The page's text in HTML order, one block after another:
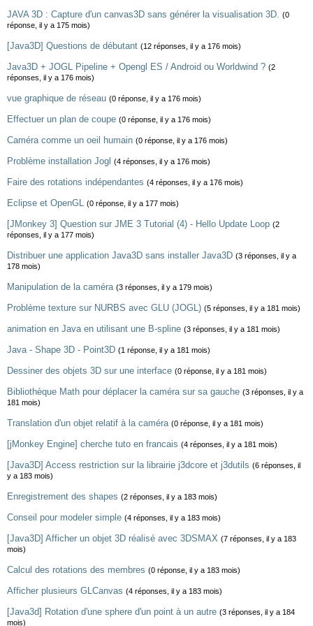
JAVA 3D : Capture d'un canvas3D sans générer la visualisation 3D. (0
réponse, il y a 175 mois)
[Java3D] Questions de débutant (12 réponses, il y a 176 mois)
Java3D + JOGL Pipeline + Opengl ES / Android ou Worldwind ? (2
réponses, il y a 176 mois)
vue graphique de réseau (0 réponse, il y a 176 mois)
Effectuer un plan de coupe (0 réponse, il y a 176 mois)
Caméra comme un oeil humain (0 réponse, il y a 176 mois)
Problème installation Jogl (4 réponses, il y a 176 mois)
Faire des rotations indépendantes (4 réponses, il y a 176 mois)
Eclipse et OpenGL (0 réponse, il y a 177 mois)
[JMonkey 3] Question sur JME 3 Tutorial (4) - Hello Update Loop (2
réponses, il y a 177 mois)
Distribuer une application Java3D sans installer Java3D (3 réponses, il y a
178 mois)
Manipulation de la caméra (3 réponses, il y a 179 mois)
Problème texture sur NURBS avec GLU (JOGL) (5 réponses, il y a 181 mois)
animation en Java en utilisant une B-spline (3 réponses, il y a 181 mois)
Java - Shape 3D - Point3D (1 réponse, il y a 181 mois)
Dessiner des objets 3D sur une interface (0 réponse, il y a 181 mois)
Bibliothèque Math pour déplacer la caméra sur sa gauche (3 réponses, il y a
181 mois)
Translation d'un objet relatif à la caméra (0 réponse, il y a 181 mois)
[jMonkey Engine] cherche tuto en francais (4 réponses, il y a 181 mois)
[Java3D] Access restriction sur la librairie j3dcore et j3dutils (6 réponses, il
y a 183 mois)
Enregistrement des shapes (2 réponses, il y a 183 mois)
Conseil pour modeler simple (4 réponses, il y a 183 mois)
[Java3D] Afficher un objet 3D réalisé avec 3DSMAX (7 réponses, il y a 183
mois)
Calcul des rotations des membres (0 réponse, il y a 183 mois)
Afficher plusieurs GLCanvas (4 réponses, il y a 183 mois)
[Java3d] Rotation d'une sphere d'un point à un autre (3 réponses, il y a 184
mois)